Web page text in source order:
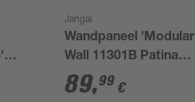
Jangal
Wandpaneel 'Modular
Wall 11301B Patina
Slate Stone' grau 52 x
104 cm
89,99 €